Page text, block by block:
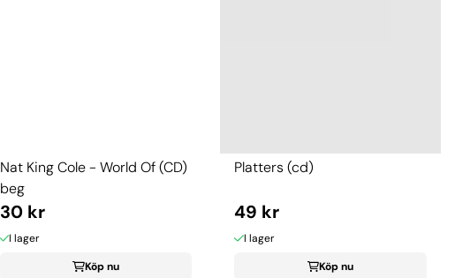
Nat King Cole - World Of (CD)
beg
30 kr
I lager
Köp nu
Platters (cd)
49 kr
I lager
Köp nu